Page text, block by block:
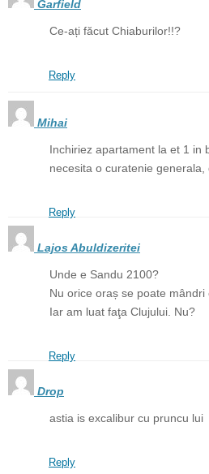
Garfield
Ce-ați făcut Chiaburilor!!?
Reply
Mihai
Inchiriez apartament la et 1 in
necesita o curatenie generala,
Reply
Lajos Abuldizeritei
Unde e Sandu 2100?
Nu orice oraș se poate mândri
Iar am luat faţa Clujului. Nu?
Reply
Drop
astia is excalibur cu pruncu lui
Reply